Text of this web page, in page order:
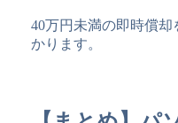
40万円未満の即時償
かります。